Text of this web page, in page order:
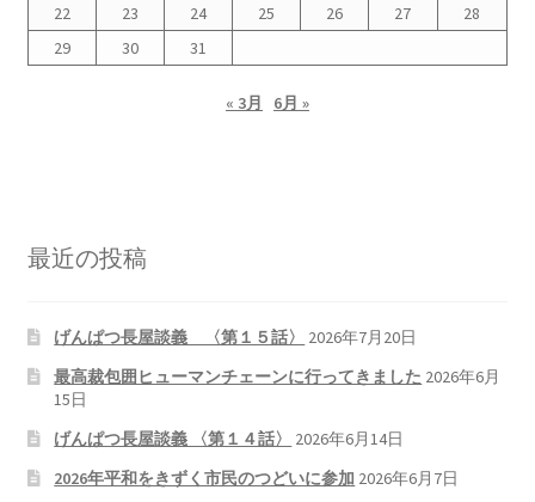
22
23 24 25 26 27
28
29
30 31
« 3月 6月 »
最近の投稿
げんぱつ長屋談義 〈第１５話〉
2026年7月20日
最高裁包囲ヒューマンチェーンに行ってきました 2026年6月
15日
げんぱつ長屋談義 〈第１４話〉
2026年6月14日
2026年平和をきずく市民のつどいに参加 2026年6月7日